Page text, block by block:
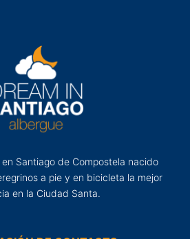
Santiago de Compostela nacido
a pie y en bicicleta la mejor
en la Ciudad Santa.